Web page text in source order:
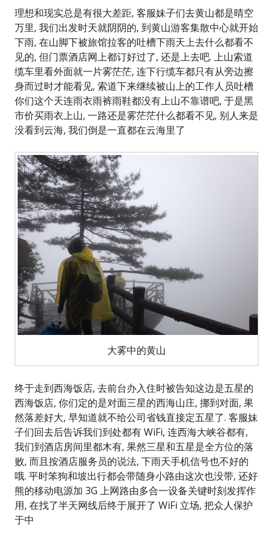
理想和现实总是有很大差距, 客服妹子们去黄山都是晴空
万里, 我们出发时天就阴阴的, 到黄山游客集散中心就开始
下雨, 在山脚下被旅馆拉客的吐槽下雨天上去什么都看不
见的, 但门票酒店网上都订好过了, 还是上去吧. 上山索道
缆车里看外面就一片雾茫茫, 连下行缆车都只有从旁边擦
身而过时才能看见, 索道下来继续被山上的工作人员吐槽
你们这个天连雨衣雨裤雨鞋都没有上山不靠谱吧, 于是黑
市价买雨衣上山, 一路还是雾茫茫什么都看不见, 别人来是
没看到云海, 我们倒是一直都在云海里了
大雾中的黄山
终于走到西海饭店, 去前台办入住时被告知这边是五星的
西海饭店, 你们定的是对面三星的西海山庄, 挪到对面, 果
然落差好大, 早知道就不给公司省钱直接定五星了. 客服妹
子们回去后告诉我们到处都有 WiFi, 连西海大峡谷都有,
我们到酒店房间里都木有, 果然三星和五星是全方位的落
败, 而且按酒店服务员的说法, 下雨天手机信号也不好的
哦. 平时笨狗和坡出行都会带随身小路由这次也没带, 还好
熊的移动电源加 3G 上网路由多合一设备关键时刻发挥作
用, 在找了半天网线后终于展开了 WiFi 立场, 把众人保护
于中